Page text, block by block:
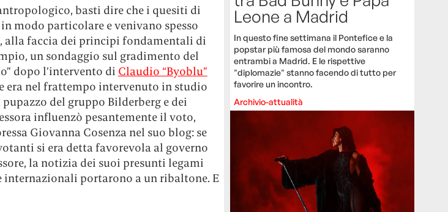
basti dire che i quesiti di
modo particolare e venivano spesso
faccia dei principi fondamentali di
un sondaggio sul gradimento del
dopo l’intervento di Claudio “Byoblu”
era nel frattempo intervenuto in studio
del gruppo Bilderberg e dei
influenzò pesantemente il voto,
Giovanna Cosenza nel suo blog: se
si era detta favorevola al governo
la notizia dei suoi presunti legami
portarono a un ribaltone. E
Leone a Madrid
In questo fine settimana il Pontefice e la
popstar più famosa del mondo saranno
entrambi a Madrid. E le rispettive
"diplomazie" stanno facendo di tutto per
favorire un incontro.
Archivio-attualità